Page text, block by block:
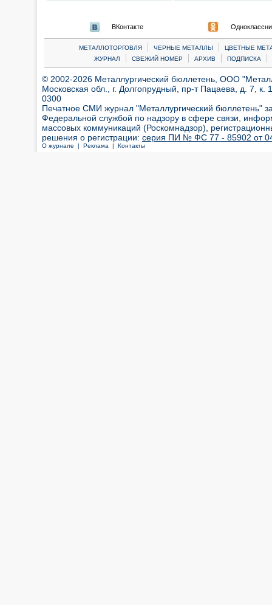
ВКонтакте
МЕТАЛЛОТОРГОВЛЯ | ЧЕРНЫЕ МЕТАЛЛЫ |
ЦВЕТНЫЕ
ЖУРНАЛ
| СВЕЖИЙ НОМЕР | АРХИВ | ПОДПИСКА |
© 2002-2026 Металлургический бюллетень, ООО
Московская обл., г. Долгопрудный, пр-т Пацаева, д. 7,
0300
Печатное СМИ журнал "Металлургический бюллетень"
Федеральной службой по надзору в сфере связи,
массовых коммуникаций (Роскомнадзор),
решения о регистрации: серия ПИ № ФС 77 - 85902 от 04
О журнале | Реклама | Контакты